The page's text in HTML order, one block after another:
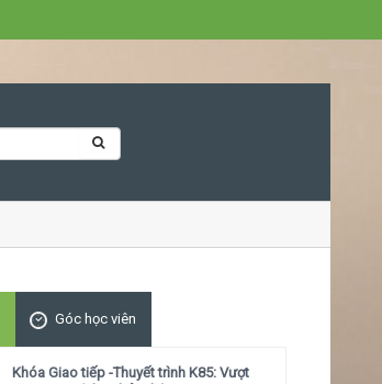
Góc học viên
Khóa Giao tiếp -Thuyết trình K85: Vượt